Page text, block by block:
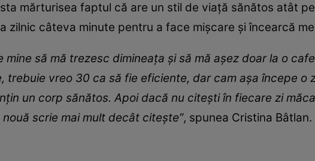
mărturisea faptul că are un stil de viață sănătos atât
zilnic câteva minute pentru a face mișcare și încearcă
mine să mă trezesc dimineața și să mă așez doar la o
trebuie vreo 30 ca să fie eficiente, dar cam așa începe o
un corp sănătos. Apoi dacă nu citești în fiecare zi
scrie mai mult decât citește”, spunea Cristina Bâtlan.